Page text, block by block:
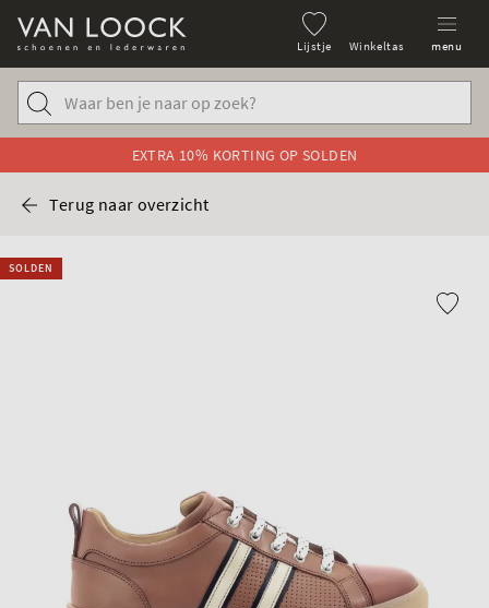
Lijstje Winkeltas menu
EXTRA 10% KORTING OP SOLDEN
Terug naar overzicht
SOLDEN